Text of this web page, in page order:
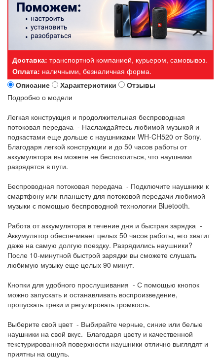
Доставка: транспортной компанией, курьером, самовывоз.
Оплата: наличными, безналичная форма.
Описание
Характеристики
Отзывы
Подробно о модели
Легкая конструкция и продолжительная беспроводная
потоковая передача - Наслаждайтесь любимой музыкой и
подкастами еще дольше с наушниками WH-CH520 от Sony.
Благодаря легкой конструкции и до 50 часов работы от
аккумулятора вы можете не беспокоиться, что наушники
разрядятся в пути.
Беспроводная потоковая передача - Подключите наушники к
смартфону или планшету для потоковой передачи любимой
музыки с помощью беспроводной технологии Bluetooth.
Работа от аккумулятора в течение дня и быстрая зарядка -
Аккумулятор обеспечивает целых 50 часов работы, его хватит
даже на самую долгую поездку. Разрядились наушники?
После 10-минутной быстрой зарядки вы сможете слушать
любимую музыку еще целых 90 минут.
Кнопки для удобного прослушивания - С помощью кнопок
можно запускать и останавливать воспроизведение,
пропускать треки и регулировать громкость.
Выберите свой цвет - Выбирайте черные, синие или белые
наушники на свой вкус. Благодаря цвету и качественной
текстурированной поверхности наушники отлично выглядят и
приятны на ощупь.